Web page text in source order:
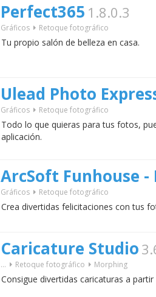
Perfect365 1.8.0.3
Gráficos Retoque fotográfico
Tu propio salón de belleza en casa.
Ulead Photo
Gráficos Retoque fotográfico
Todo lo que quieras para tus fotos,
aplicación.
ArcSoft Funhouse
Gráficos Retoque fotográfico
Crea divertidas felicitaciones con tus
Caricature Studio
... Retoque fotográfico Morphing
Consigue divertidas caricaturas a